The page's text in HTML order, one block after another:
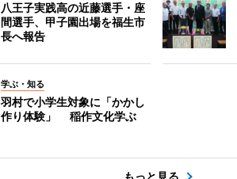
八王子実践高の近藤選手・座
間選手、甲子園出場を福生市
長へ報告
学ぶ・知る
羽村で小学生対象に「かかし
作り体験」 稲作文化学ぶ